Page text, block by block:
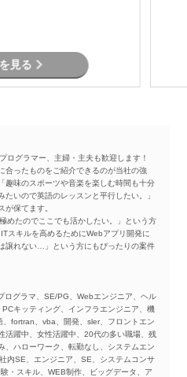
す。
見る
ログラマー、主婦・主夫も歓迎します！
合ったものをご紹介できるのが当社の強
趣味のスポーツや音楽を楽しむ時間も十分
いので英語のレッスンと平行したい。」
が保てます。
めたのでここでも活かしたい。」という方
スキルを高めるためにWebアプリ開発に
譲れない…」という方にもぴったりの案件
ログラマ、SE/PG、Webエンジニア、ヘル
キッティング、インフラエンジニア、機
fortran、vba、開発、sler、フロントエン
活躍中、女性活躍中、20代の多い職場、残
、ハローワーク、転勤なし、システムエン
内SE、エンジニア、SE、システムコンサ
・スキル、WEB制作、ビッグデータ、ア